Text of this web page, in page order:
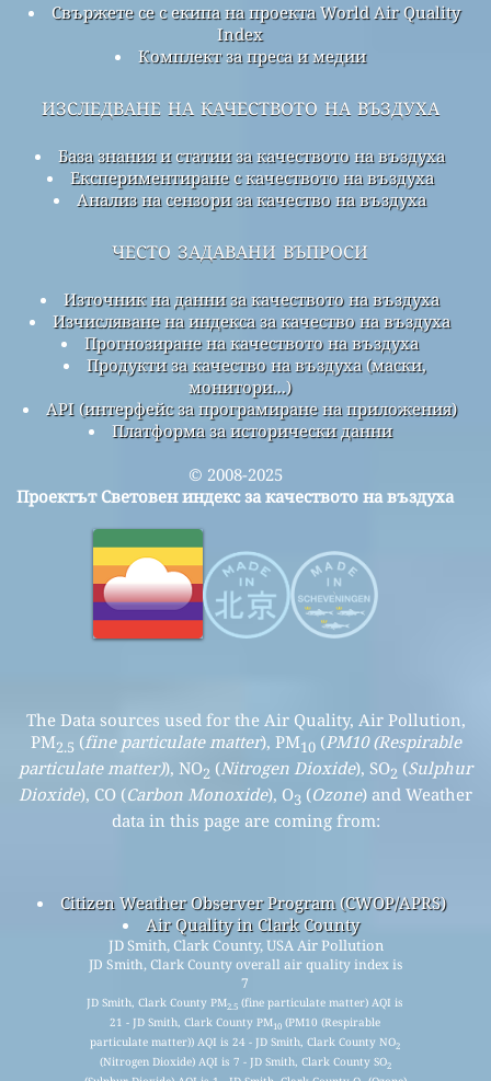
Свържете се с екипа на проекта World Air Quality
Index
Комплект за преса и медии
изследване на качеството на въздуха
База знания и статии за качеството на въздуха
Експериментиране с качеството на въздуха
Анализ на сензори за качество на въздуха
често задавани въпроси
Източник на данни за качеството на въздуха
Изчисляване на индекса за качество на въздуха
Прогнозиране на качеството на въздуха
Продукти за качество на въздуха (маски,
монитори...)
API (интерфейс за програмиране на приложения)
Платформа за исторически данни
© 2008-2025
Проектът Световен индекс за качеството на въздуха
The Data sources used for the Air Quality, Air Pollution,
PM2.5 (fine particulate matter), PM10(PM10 (Respirable
particulate matter)), NO2 (Nitrogen Dioxide), SO2 (Sulphur
Dioxide), CO (Carbon Monoxide), O3 (Ozone) and Weather
data in this page are coming from:
Citizen Weather Observer Program (CWOP/APRS)
Air Quality in Clark County
JD Smith, Clark County, USA Air Pollution
JD Smith, Clark County overall air quality index is
7
JD Smith, Clark County PM2.5 (fine particulate matter) AQI is
21 - JD Smith, Clark County PM10 (PM10 (Respirable
particulate matter)) AQI is 24 - JD Smith, Clark County NO2
(Nitrogen Dioxide) AQI is 7 - JD Smith, Clark County SO2